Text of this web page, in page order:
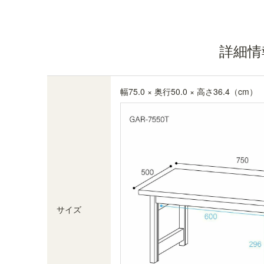
詳細
サイズ
幅75.0 × 奥行50.0 × 高さ36.4（cm）